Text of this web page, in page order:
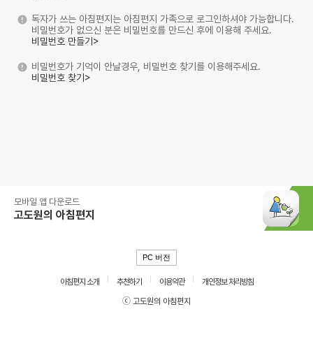
독자가 쓰는 아침편지는 아침편지 가족으로 로그인하셔야 가능합니다.
비밀번호가 없으신 분은 비밀번호를 만드신 후에 이용해 주세요.
비밀번호 만들기>
비밀번호가 기억이 안날경우, 비밀번호 찾기를 이용해주세요.
비밀번호 찾기>
모바일 앱 다운로드
고도원의 아침편지
PC 버전
아침편지 소개 추천하기 이용약관
개인정보 처리방침
ⓒ 고도원의 아침편지